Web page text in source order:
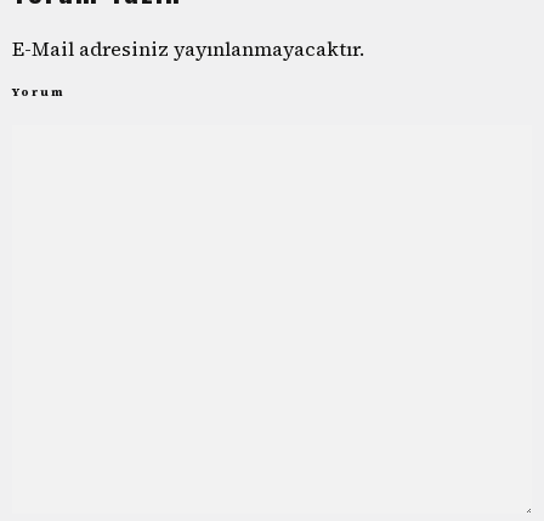
E-Mail adresiniz yayınlanmayacaktır.
Yorum